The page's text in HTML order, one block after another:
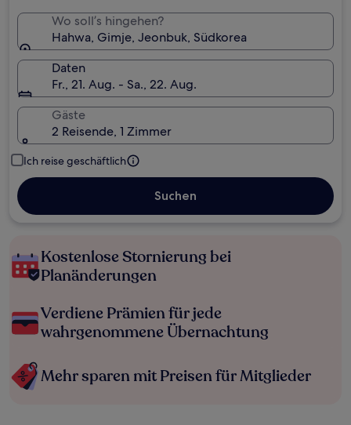
Wo soll’s hingehen?
Hahwa, Gimje, Jeonbuk, Südkorea
Daten
Fr., 21. Aug. - Sa., 22. Aug.
Gäste
2 Reisende, 1 Zimmer
Ich reise geschäftlich
Suchen
Kostenlose Stornierung bei
Planänderungen
Verdiene Prämien für jede
wahrgenommene Übernachtung
Mehr sparen mit Preisen für Mitglieder